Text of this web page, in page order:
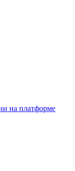
на платформе